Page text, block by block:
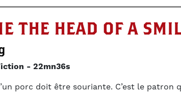
THE HEAD OF A
22mn36s
porc doit être souriante. C’est le patron